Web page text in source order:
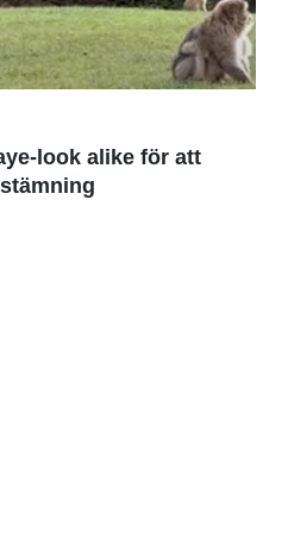
look alike för att